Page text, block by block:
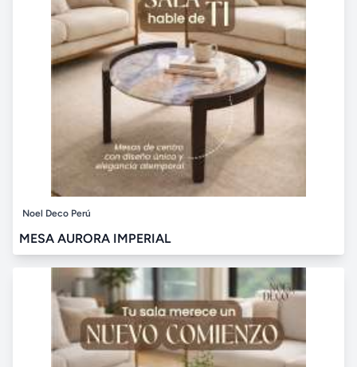
Noel Deco Perú
MESA AURORA IMPERIAL